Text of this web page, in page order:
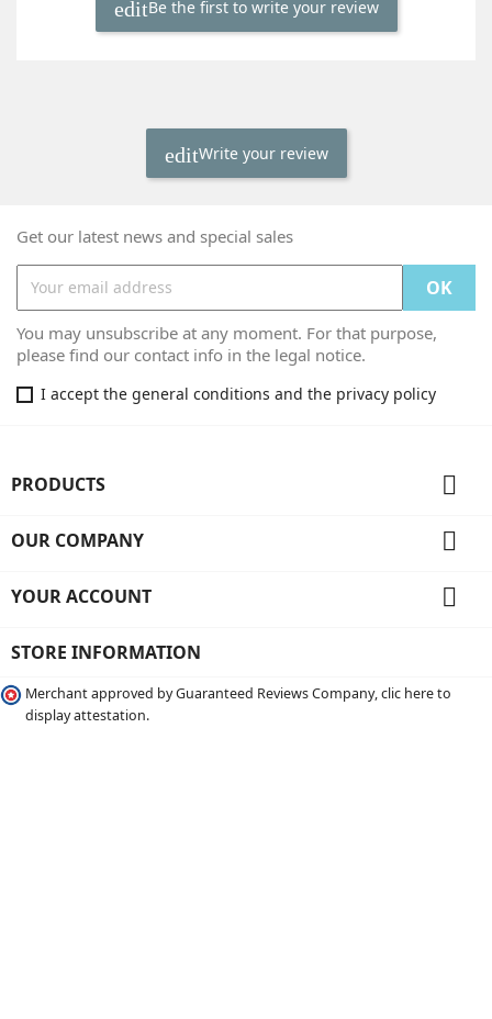
Be the first to write your review
Write your review
Get our latest news and special sales
You may unsubscribe at any moment. For that purpose,
please find our contact info in the legal notice.
I accept the general conditions and the privacy policy
PRODUCTS 
OUR COMPANY 
YOUR ACCOUNT 
STORE INFORMATION
Merchant approved by Guaranteed Reviews Company, clic here to
display attestation.